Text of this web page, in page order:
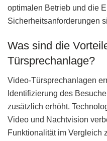
optimalen Betrieb und die
Sicherheitsanforderungen
Was sind die
Türsprechanlage?
Video-Türsprechanlagen
Identifizierung des
zusätzlich erhöht.
Video und Nachtvision
Funktionalität im Vergleich